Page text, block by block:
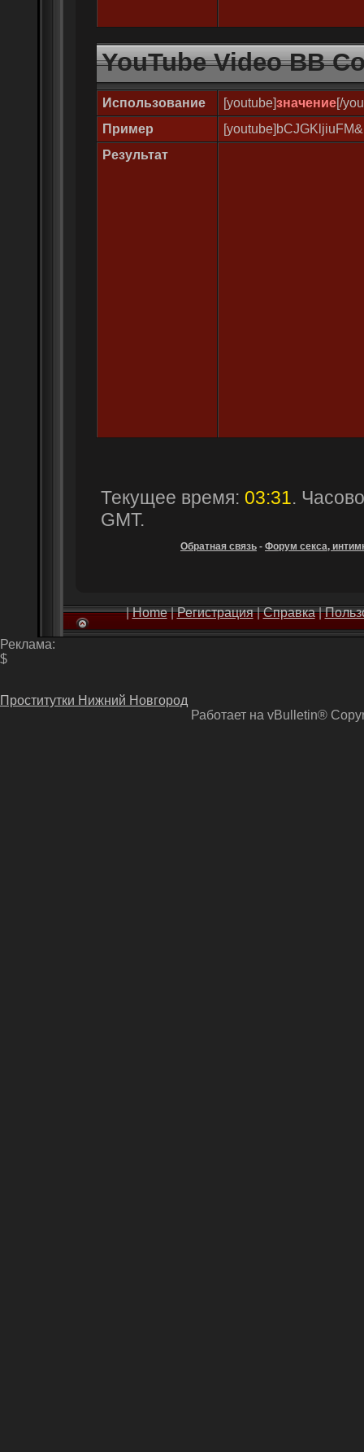
YouTube Video BB
Использование [youtube]значение[/
Пример
Результат
Текущее время: 03:31.
GMT.
Обратная связь - Форум секса,
|Home|Регистрация|Справка|
Реклама:
$
Проститутки Нижний Новгород
Работает на vBulletin®